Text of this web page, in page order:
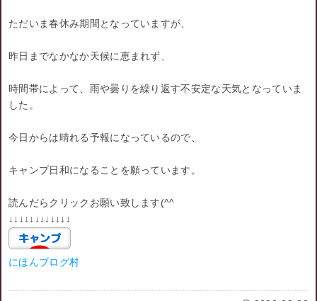
ただいま春休み期間となっていますが、
昨日までなかなか天候に恵まれず、
時間帯によって、雨や曇りを繰り返す不安定な天気となっていま
した。
今日からは晴れる予報になっているので、
キャンプ日和になることを願っています。
読んだらクリックお願い致します(^^ゞ
↓↓↓↓↓↓↓↓↓↓↓↓
にほんブログ村